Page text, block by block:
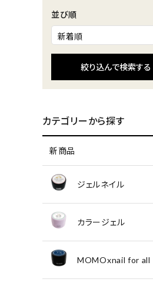
並び順
絞り込んで検索する
カテゴリーから探す
新商品
ジェルネイル
カラージェル
MOMOxnail for all